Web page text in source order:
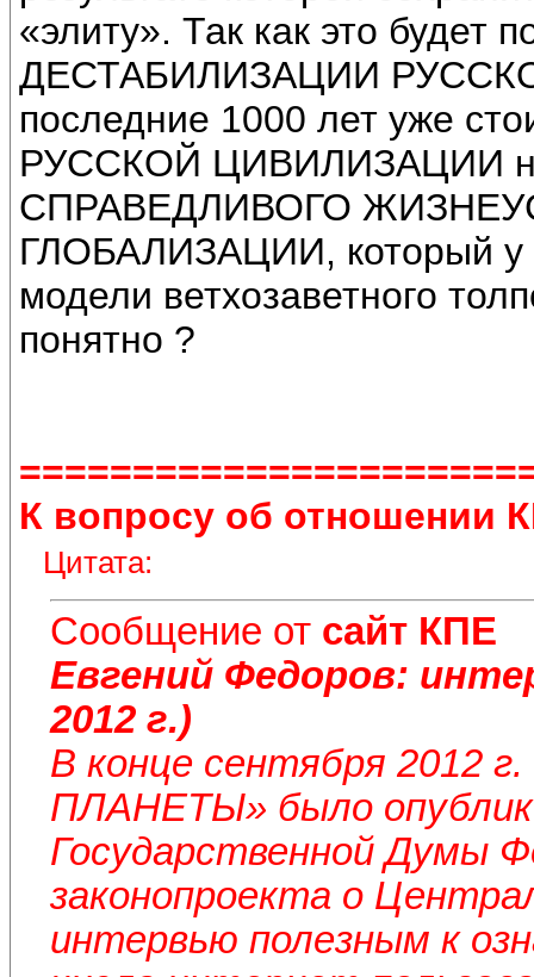
«элиту». Так как это будет
ДЕСТАБИЛИЗАЦИИ
последние 1000 лет уже
РУССКОЙ ЦИВИЛИЗАЦИИ
СПРАВЕДЛИВОГО
ГЛОБАЛИЗАЦИИ, который у
модели ветхозаветного
понятно ?
К вопросу об отношении
Цитата:
Сообщение от сайт КПЕ
Евгений Федоров:
2012 г.)
В конце сентября 2012
ПЛАНЕТЫ» было
Государственной Думы
законопроекта о
интервью полезным к